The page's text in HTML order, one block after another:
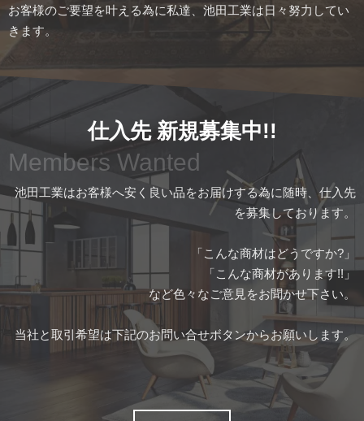
お客様のご要望を叶える為に私達、池田工業は日々努力してい
きます。
仕入先 新規募集中!!
Members Wanted
池田工業はお客様へ安く良い品をお届けする為に随時、仕入先
を募集しております。
「こんな商材はどうですか?」
「こんな商材があります!!」
など色々なご意見をお聞かせ下さい。
当社と取引希望は下記のお問い合せボタンからお願いします。